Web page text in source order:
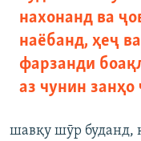
нахонанд ва
наёбанд, ҳеҷ
фарзанди
аз чунин
шавқу шӯр буданд,